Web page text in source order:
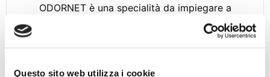
Questo sito web utilizza i cookie
ODORNET è una specialità da impiegare a